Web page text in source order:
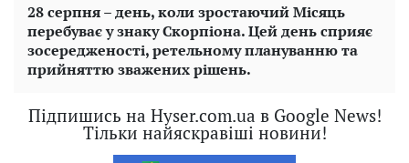
28 серпня – день, коли зростаючий Місяць
перебуває у знаку Скорпіона. Цей день сприяє
зосередженості, ретельному плануванню та
прийняттю зважених рішень.
Підпишись на Hyser.com.ua в Google News!
Тільки найяскравіші новини!